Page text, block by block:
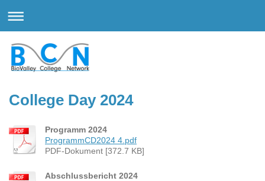
College Day 2024
Programm 2024
ProgrammCD2024 4.pdf
PDF-Dokument [372.7 KB]
Abschlussbericht 2024